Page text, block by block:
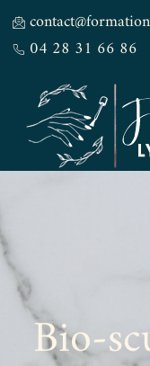
04 28 31 66 86
Bio-